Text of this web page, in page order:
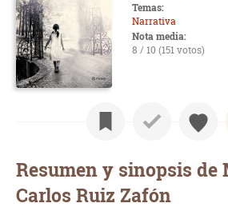
Temas:
Narrativa
Nota media:
8 / 10 (151 votos)
Resumen y sinopsis de
Carlos Ruiz Zafón